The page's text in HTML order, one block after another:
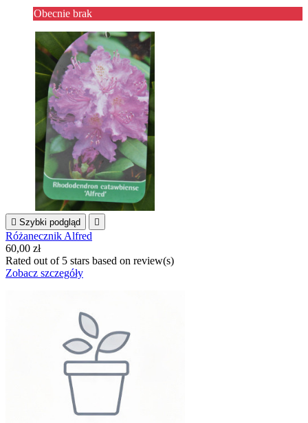
Obecnie brak
 Szybki podgląd 
Różanecznik Alfred
60,00 zł
Rated out of 5 stars based on review(s)
Zobacz szczegóły